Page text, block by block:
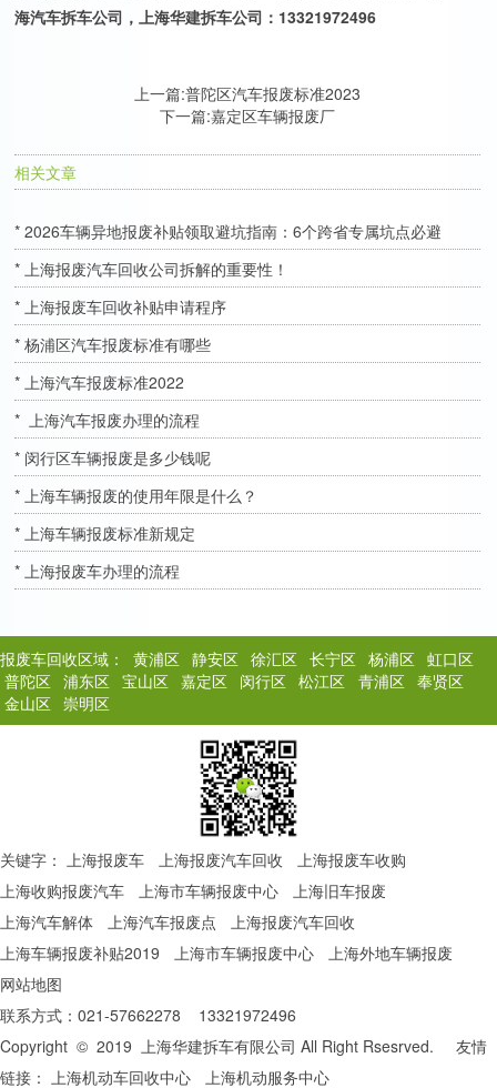
海汽车拆车公司，上海华建拆车公司：13321972496
上一篇:普陀区汽车报废标准2023
下一篇:嘉定区车辆报废厂
相关文章
* 2026车辆异地报废补贴领取避坑指南：6个跨省专属坑点必避
* 上海报废汽车回收公司拆解的重要性！
* 上海报废车回收补贴申请程序
* 杨浦区汽车报废标准有哪些
* 上海汽车报废标准2022
* 上海汽车报废办理的流程
* 闵行区车辆报废是多少钱呢
* 上海车辆报废的使用年限是什么？
* 上海车辆报废标准新规定
* 上海报废车办理的流程
报废车回收区域： 黄浦区 静安区 徐汇区 长宁区 杨浦区 虹口区
普陀区 浦东区 宝山区 嘉定区 闵行区 松江区 青浦区 奉贤区
金山区 崇明区
关键字： 上海报废车 上海报废汽车回收
上海报废车收购
上海收购报废汽车
上海市车辆报废中心
上海旧车报废
上海汽车解体
上海汽车报废点
上海报废汽车回收
上海车辆报废补贴2019
上海市车辆报废中心
上海外地车辆报废
网站地图
联系方式：021-57662278 13321972496
Copyright © 2019 上海华建拆车有限公司 All Right Rsesrved. 友情
链接： 上海机动车回收中心 上海机动服务中心